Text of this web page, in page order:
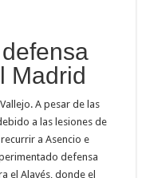
Madrid
A pesar de las
a las lesiones de
a Asencio e
defensa
el Alavés, donde el